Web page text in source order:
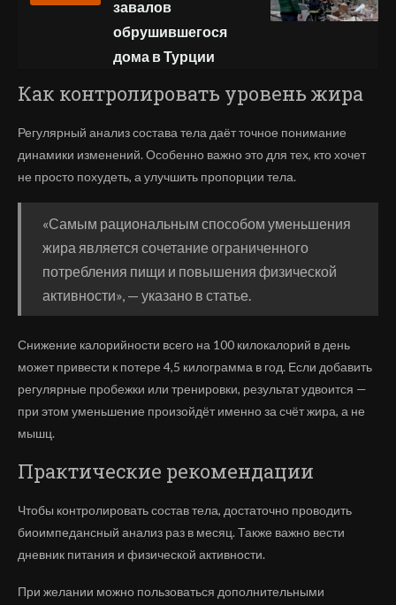
завалов
обрушившегося
дома в Турции
Как контролировать уровень жира
Регулярный анализ состава тела даёт точное понимание
динамики изменений. Особенно важно это для тех, кто хочет
не просто похудеть, а улучшить пропорции тела.
«Самым рациональным способом уменьшения
жира является сочетание ограниченного
потребления пищи и повышения физической
активности», — указано в статье.
Снижение калорийности всего на 100 килокалорий в день
может привести к потере 4,5 килограмма в год. Если добавить
регулярные пробежки или тренировки, результат удвоится —
при этом уменьшение произойдёт именно за счёт жира, а не
мышц.
Практические рекомендации
Чтобы контролировать состав тела, достаточно проводить
биоимпедансный анализ раз в месяц. Также важно вести
дневник питания и физической активности.
При желании можно пользоваться дополнительными